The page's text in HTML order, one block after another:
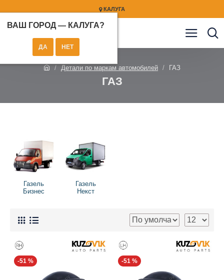
КАЛУГА
ВАШ ГОРОД — КАЛУГА?
Детали по маркам автомобилей ГАЗ
ГАЗ
Газель
Бизнес
Газель
Некст
-51 % -51 %